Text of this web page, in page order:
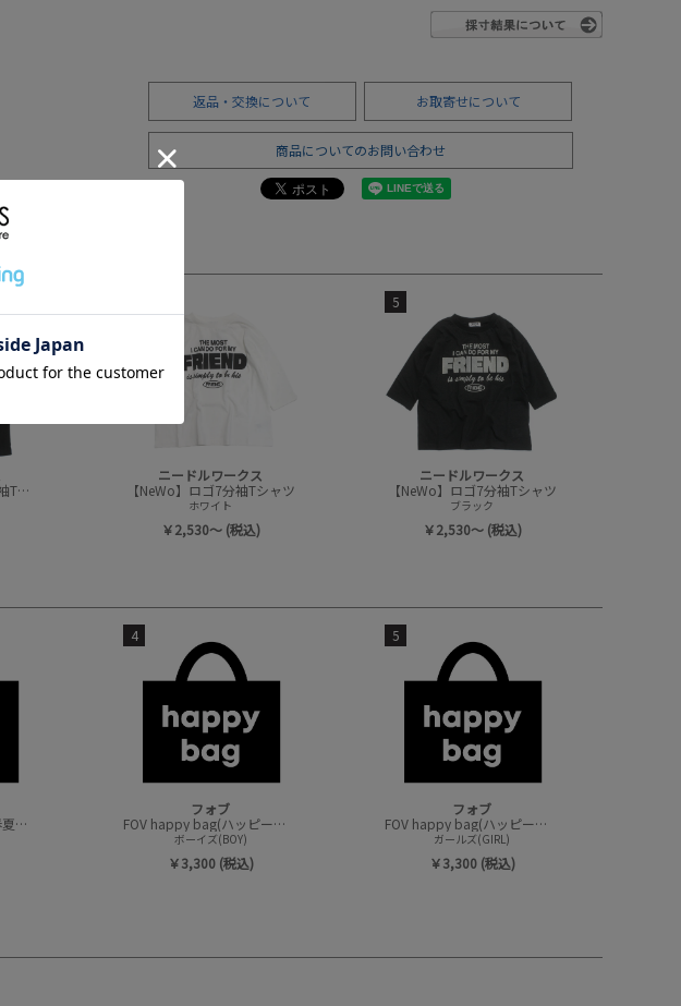
返品・交換について お取寄せについて
商品についてのお問い合わせ
【NeWo】スマイル7分袖Tシャツ
ニードルワークス
【NeWo】ロゴ7分袖Tシャツ
ホワイト
￥2,530～ (税込)
5
ニードルワークス
【NeWo】ロゴ7分袖Tシャツ
ブラック
￥2,530～ (税込)
undeny.happy bag（春夏アイテムハッピーバック）
4
フォブ
FOV happy bag(ハッピーバック/トップスセット)
ボーイズ(BOY)
￥3,300 (税込)
5
フォブ
FOV happy bag(ハッピーバック/トップスセット)
ガールズ(GIRL)
￥3,300 (税込)